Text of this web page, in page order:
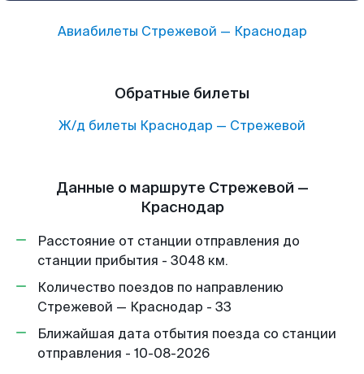
Авиабилеты Стрежевой — Краснодар
Обратные билеты
Ж/д билеты Краснодар — Стрежевой
Данные о маршруте Стрежевой —
Краснодар
Расстояние от станции отправления до
станции прибытия - 3048 км.
Количество поездов по направлению
Стрежевой — Краснодар - 33
Ближайшая дата отбытия поезда со станции
отправления - 10-08-2026